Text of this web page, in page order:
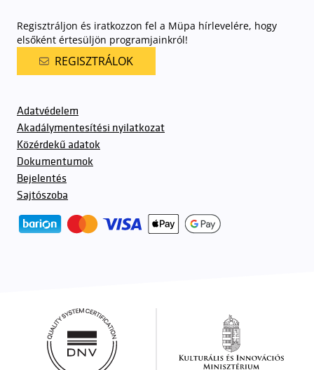
Regisztráljon és iratkozzon fel a Müpa hírlevelére, hogy
elsőként értesüljön programjainkról!
REGISZTRÁLOK
Adatvédelem
Akadálymentesítési nyilatkozat
Közérdekű adatok
Dokumentumok
Bejelentés
Sajtószoba